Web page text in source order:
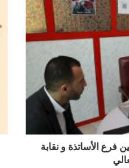
فرع الأساتذة و نقابة